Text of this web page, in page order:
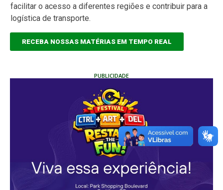
facilitar o acesso a diferentes regiões e contribuir para a
logística de transporte.
RECEBA NOSSAS MATÉRIAS EM TEMPO REAL
PUBLICIDADE